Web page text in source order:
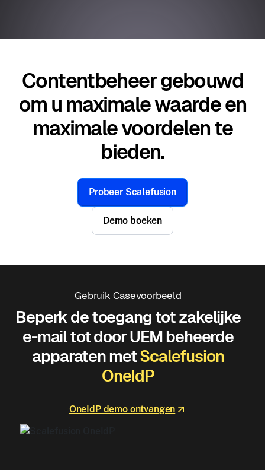
Contentbeheer gebouwd
om u maximale waarde en
maximale voordelen te
bieden.
Probeer Scalefusion
Demo boeken
Gebruik Casevoorbeeld
Beperk de toegang tot zakelijke
e-mail tot door UEM beheerde
apparaten metScalefusion
OneIdP
OneIdP demo ontvangen